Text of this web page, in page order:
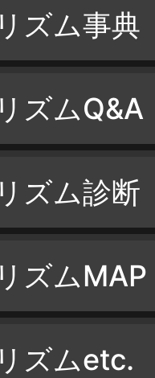
ズム事典
ズムQ&A
ズム診断
ズムMAP
ズムetc.